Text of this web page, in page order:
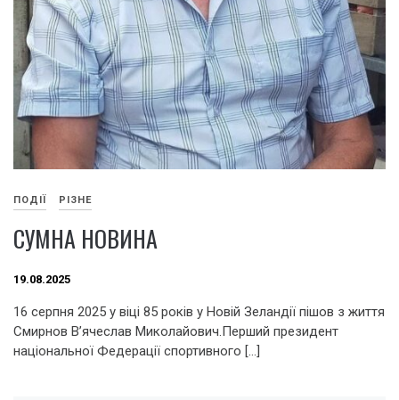
ПОДІЇ РІЗНЕ
СУМНА НОВИНА
19.08.2025
16 серпня 2025 у віці 85 років у Новій Зеландії пішов з життя
Смирнов В’ячеслав Миколайович.Перший президент
національної Федерації спортивного […]